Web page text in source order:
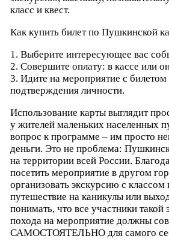
класс и квест.
Как купить билет по Пушкинской
1. Выберите интересующее вас
2. Совершите оплату: в кассе или
3. Идите на мероприятие с
подтверждения личности.
Использование карты выглядит
у жителей маленьких населенных
вопрос к программе – им просто
деньги. Это не проблема:
на территории всей России.
посетить мероприятие в другом
организовать экскурсию с классом
путешествие на каникулы или
понимать, что все участники такой
похода на мероприятие должны
САМОСТОЯТЕЛЬНО для самого